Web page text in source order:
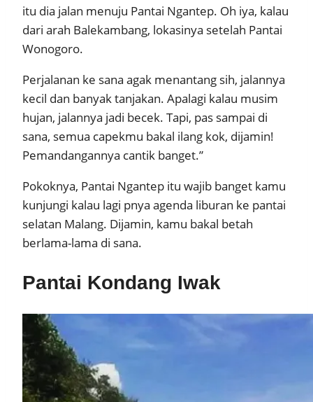
itu dia jalan menuju Pantai Ngantep. Oh iya, kalau
dari arah Balekambang, lokasinya setelah Pantai
Wonogoro.
Perjalanan ke sana agak menantang sih, jalannya
kecil dan banyak tanjakan. Apalagi kalau musim
hujan, jalannya jadi becek. Tapi, pas sampai di
sana, semua capekmu bakal ilang kok, dijamin!
Pemandangannya cantik banget.”
Pokoknya, Pantai Ngantep itu wajib banget kamu
kunjungi kalau lagi pnya agenda liburan ke pantai
selatan Malang. Dijamin, kamu bakal betah
berlama-lama di sana.
Pantai Kondang Iwak